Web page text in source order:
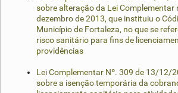
sobre alteração da Lei Complementar
dezembro de 2013, que instituiu o
Município de Fortaleza, no que se
risco sanitário para fins de
providências
Lei Complementar Nº. 309 de 13/12/
sobre a isenção temporária da